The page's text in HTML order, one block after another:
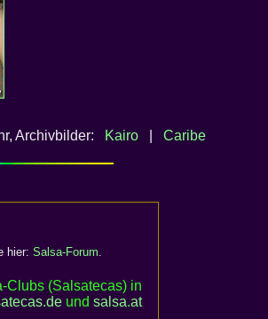
Archivbilder: Kairo| Caribe
hier: Salsa-Forum.
Clubs (Salsatecas) in
und salsa.at